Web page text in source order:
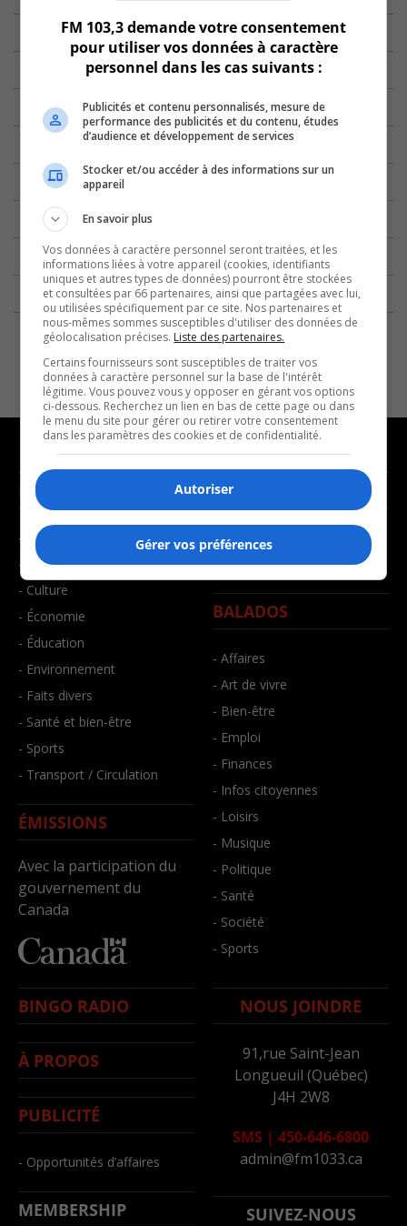
NOUVELLES
- Affaires municipales
- Communauté / Social
- Culture
- Économie
- Éducation
- Environnement
- Faits divers
- Santé et bien-être
- Sports
- Transport / Circulation
ÉMISSIONS
Avec la participation du
gouvernement du
Canada
MUSIQUE
- Décompte franco
- Joué récemment
BALADOS
- Affaires
- Art de vivre
- Bien-être
- Emploi
- Finances
- Infos citoyennes
- Loisirs
- Musique
- Politique
- Santé
- Société
- Sports
BINGO RADIO
À PROPOS
PUBLICITÉ
- Opportunités d’affaires
MEMBERSHIP
NOUS JOINDRE
91,rue Saint-Jean
Longueuil (Québec)
J4H 2W8
SMS | 450-646-6800
admin@fm1033.ca
SUIVEZ-NOUS
FM 103,3 demande votre consentement
pour utiliser vos données à caractère
personnel dans les cas suivants :
Publicités et contenu personnalisés, mesure de
performance des publicités et du contenu, études
d’audience et développement de services
Stocker et/ou accéder à des informations sur un
appareil
En savoir plus
Vos données à caractère personnel seront traitées, et les
informations liées à votre appareil (cookies, identifiants
uniques et autres types de données) pourront être stockées
et consultées par 66 partenaires, ainsi que partagées avec lui,
ou utilisées spécifiquement par ce site. Nos partenaires et
nous-mêmes sommes susceptibles d'utiliser des données de
géolocalisation précises. Liste des partenaires.
Certains fournisseurs sont susceptibles de traiter vos
données à caractère personnel sur la base de l'intérêt
légitime. Vous pouvez vous y opposer en gérant vos options
ci-dessous. Recherchez un lien en bas de cette page ou dans
le menu du site pour gérer ou retirer votre consentement
dans les paramètres des cookies et de confidentialité.
Autoriser
Gérer vos préférences